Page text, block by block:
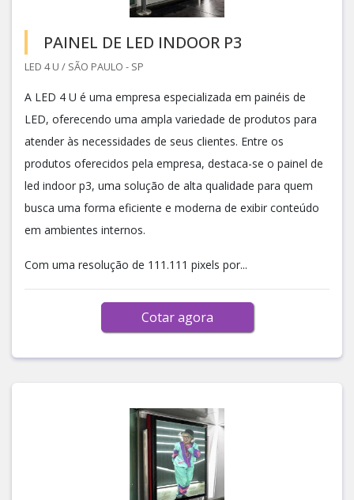
PAINEL DE LED INDOOR P3
LED 4 U / SÃO PAULO - SP
A LED 4 U é uma empresa especializada em painéis de
LED, oferecendo uma ampla variedade de produtos para
atender às necessidades de seus clientes. Entre os
produtos oferecidos pela empresa, destaca-se o painel de
led indoor p3, uma solução de alta qualidade para quem
busca uma forma eficiente e moderna de exibir conteúdo
em ambientes internos.
Com uma resolução de 111.111 pixels por...
Cotar agora